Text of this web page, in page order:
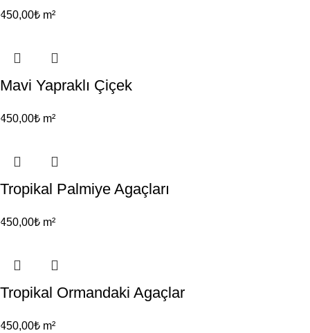
450,00₺ m²
Mavi Yapraklı Çiçek
450,00₺ m²
Tropikal Palmiye Agaçları
450,00₺ m²
Tropikal Ormandaki Agaçlar
450,00₺ m²